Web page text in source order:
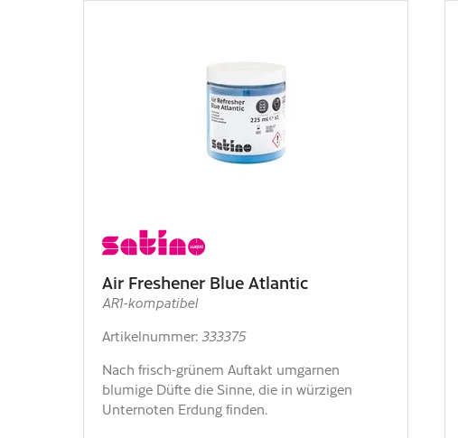
Air Freshener Blue Atlantic
AR1-kompatibel
Artikelnummer:333375
Nach frisch-grünem Auftakt umgarnen
blumige Düfte die Sinne, die in würzigen
Unternoten Erdung finden.